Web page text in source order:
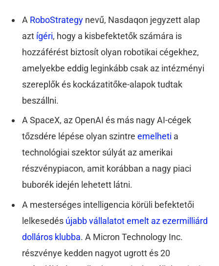
A RoboStrategy nevű, Nasdaqon jegyzett alap
azt ígéri, hogy a kisbefektetők számára is
hozzáférést biztosít olyan robotikai cégekhez,
amelyekbe eddig leginkább csak az intézményi
szereplők és kockázatitőke-alapok tudtak
beszállni.
A SpaceX, az OpenAI és más nagy AI-cégek
tőzsdére lépése olyan szintre emelheti a
technológiai szektor súlyát az amerikai
részvénypiacon, amit korábban a nagy piaci
buborék idején lehetett látni.
A mesterséges intelligencia körüli befektetői
lelkesedés újabb vállalatot emelt az ezermilliárd
dolláros klubba. A Micron Technology Inc.
részvénye kedden nagyot ugrott és 20